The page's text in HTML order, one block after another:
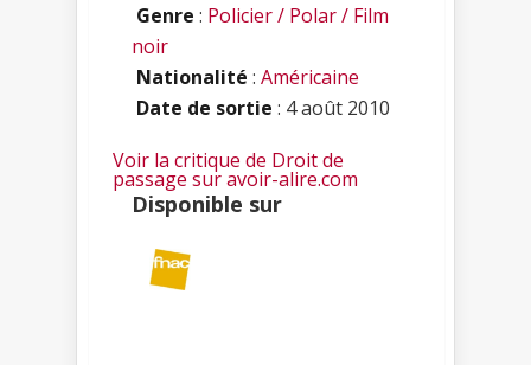
Genre : Policier / Polar / Film
noir
Nationalité : Américaine
Date de sortie : 4 août 2010
Voir la critique de Droit de
passage sur avoir-alire.com
Disponible sur